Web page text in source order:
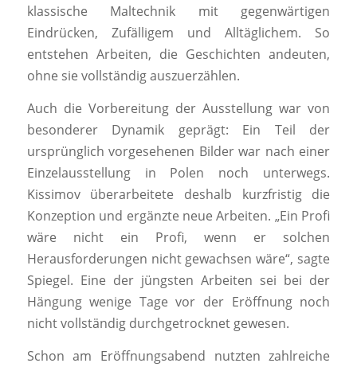
klassische Maltechnik mit gegenwärtigen
Eindrücken, Zufälligem und Alltäglichem. So
entstehen Arbeiten, die Geschichten andeuten,
ohne sie vollständig auszuerzählen.
Auch die Vorbereitung der Ausstellung war von
besonderer Dynamik geprägt: Ein Teil der
ursprünglich vorgesehenen Bilder war nach einer
Einzelausstellung in Polen noch unterwegs.
Kissimov überarbeitete deshalb kurzfristig die
Konzeption und ergänzte neue Arbeiten. „Ein Profi
wäre nicht ein Profi, wenn er solchen
Herausforderungen nicht gewachsen wäre“, sagte
Spiegel. Eine der jüngsten Arbeiten sei bei der
Hängung wenige Tage vor der Eröffnung noch
nicht vollständig durchgetrocknet gewesen.
Schon am Eröffnungsabend nutzten zahlreiche